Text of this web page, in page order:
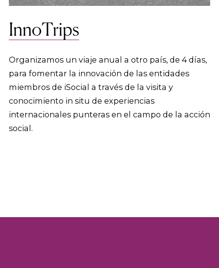
InnoTrips
Organizamos un viaje anual a otro país, de 4 días,
para fomentar la innovación de las entidades
miembros de iSocial a través de la visita y
conocimiento in situ de experiencias
internacionales punteras en el campo de la acción
social.